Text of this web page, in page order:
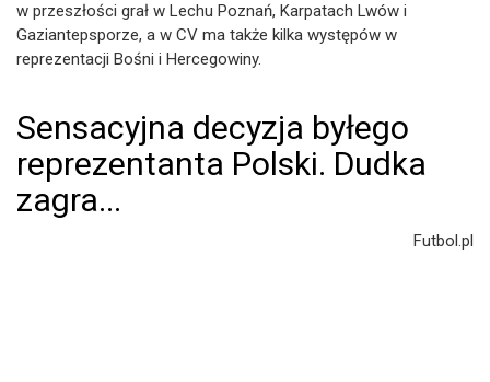
w przeszłości grał w Lechu Poznań, Karpatach Lwów i
Gaziantepsporze, a w CV ma także kilka występów w
reprezentacji Bośni i Hercegowiny.
Sensacyjna decyzja byłego
reprezentanta Polski. Dudka
zagra...
Futbol.pl